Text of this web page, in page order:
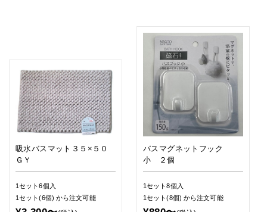
吸水バスマット３５×５０
ＧＹ
1セット6個入
1セット(6個) から注文可能
バスマグネットフック
小 ２個
1セット8個入
1セット(8個) から注文可能